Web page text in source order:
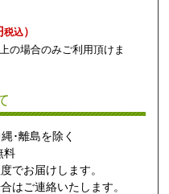
税込）
の場合のみご利用頂けま
･離島を除く
料
でお届けします。
はご連絡いたします。